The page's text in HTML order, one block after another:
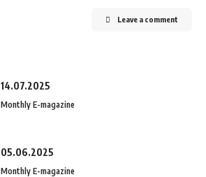
Leave a comment
14.07.2025
Monthly E-magazine
05.06.2025
Monthly E-magazine